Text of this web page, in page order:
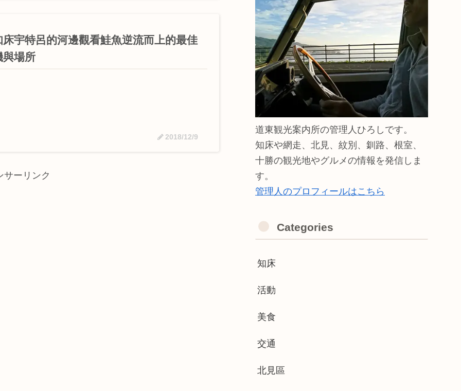
床宇特呂的河邊觀看鮭魚逆流而上的最佳
與場所
2018/12/9
サーリンク
道東観光案内所の管理人ひろしです。
知床や網走、北見、紋別、釧路、根室、
十勝の観光地やグルメの情報を発信しま
す。
管理人のプロフィールはこちら
Categories
知床
活動
美食
交通
北見區